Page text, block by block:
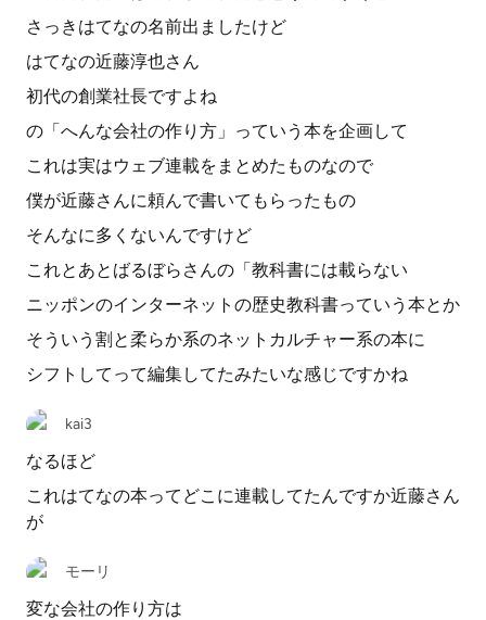
さっきはてなの名前出ましたけど
はてなの近藤淳也さん
初代の創業社長ですよね
の「へんな会社の作り方」っていう本を企画して
これは実はウェブ連載をまとめたものなので
僕が近藤さんに頼んで書いてもらったもの
そんなに多くないんですけど
これとあとばるぼらさんの「教科書には載らない
ニッポンのインターネットの歴史教科書っていう本とか
そういう割と柔らか系のネットカルチャー系の本に
シフトしてって編集してたみたいな感じですかね
kai3
なるほど
これはてなの本ってどこに連載してたんですか近藤さん
が
モーリ
変な会社の作り方は